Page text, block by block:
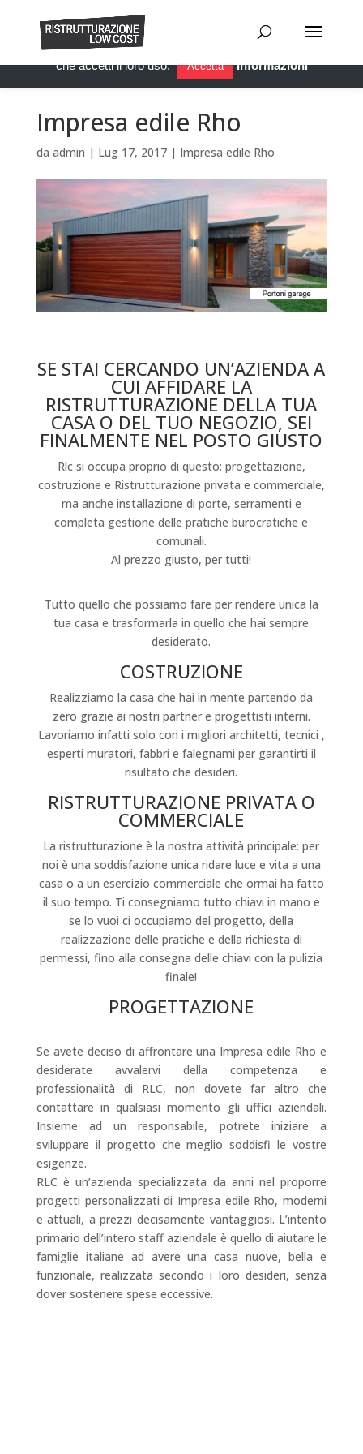
Impresa edile Rho
da admin | Lug 17, 2017| Impresa edile Rho
SE STAI CERCANDO UN’AZIENDA A
CUI AFFIDARE LA
RISTRUTTURAZIONE DELLA TUA
CASA O DEL TUO NEGOZIO, SEI
FINALMENTE NEL POSTO GIUSTO
Rlc si occupa proprio di questo: progettazione,
costruzione e Ristrutturazione privata e commerciale,
ma anche installazione di porte, serramenti e
completa gestione delle pratiche burocratiche e
comunali.
Al prezzo giusto, per tutti!
Tutto quello che possiamo fare per rendere unica la
tua casa e trasformarla in quello che hai sempre
desiderato.
COSTRUZIONE
Realizziamo la casa che hai in mente partendo da
zero grazie ai nostri partner e progettisti interni.
Lavoriamo infatti solo con i migliori architetti, tecnici ,
esperti muratori, fabbri e falegnami per garantirti il
risultato che desideri.
RISTRUTTURAZIONE PRIVATA O
COMMERCIALE
La ristrutturazione è la nostra attività principale: per
noi è una soddisfazione unica ridare luce e vita a una
casa o a un esercizio commerciale che ormai ha fatto
il suo tempo. Ti consegniamo tutto chiavi in mano e
se lo vuoi ci occupiamo del progetto, della
realizzazione delle pratiche e della richiesta di
permessi, fino alla consegna delle chiavi con la pulizia
finale!
PROGETTAZIONE
Se avete deciso di affrontare una Impresa edile Rho e
desiderate avvalervi della competenza e
professionalità di RLC, non dovete far altro che
contattare in qualsiasi momento gli uffici aziendali.
Insieme ad un responsabile, potrete iniziare a
sviluppare il progetto che meglio soddisfi le vostre
esigenze.
RLC è un’azienda specializzata da anni nel proporre
progetti personalizzati di Impresa edile Rho, moderni
e attuali, a prezzi decisamente vantaggiosi. L’intento
primario dell’intero staff aziendale è quello di aiutare le
famiglie italiane ad avere una casa nuove, bella e
funzionale, realizzata secondo i loro desideri, senza
dover sostenere spese eccessive.
Questo sito utilizza i cookie per migliorare servizi ed esperienza
dei lettori. Se decidi di continuare la navigazione, consideriamo
che accetti il loro uso.
Accetta Informazioni